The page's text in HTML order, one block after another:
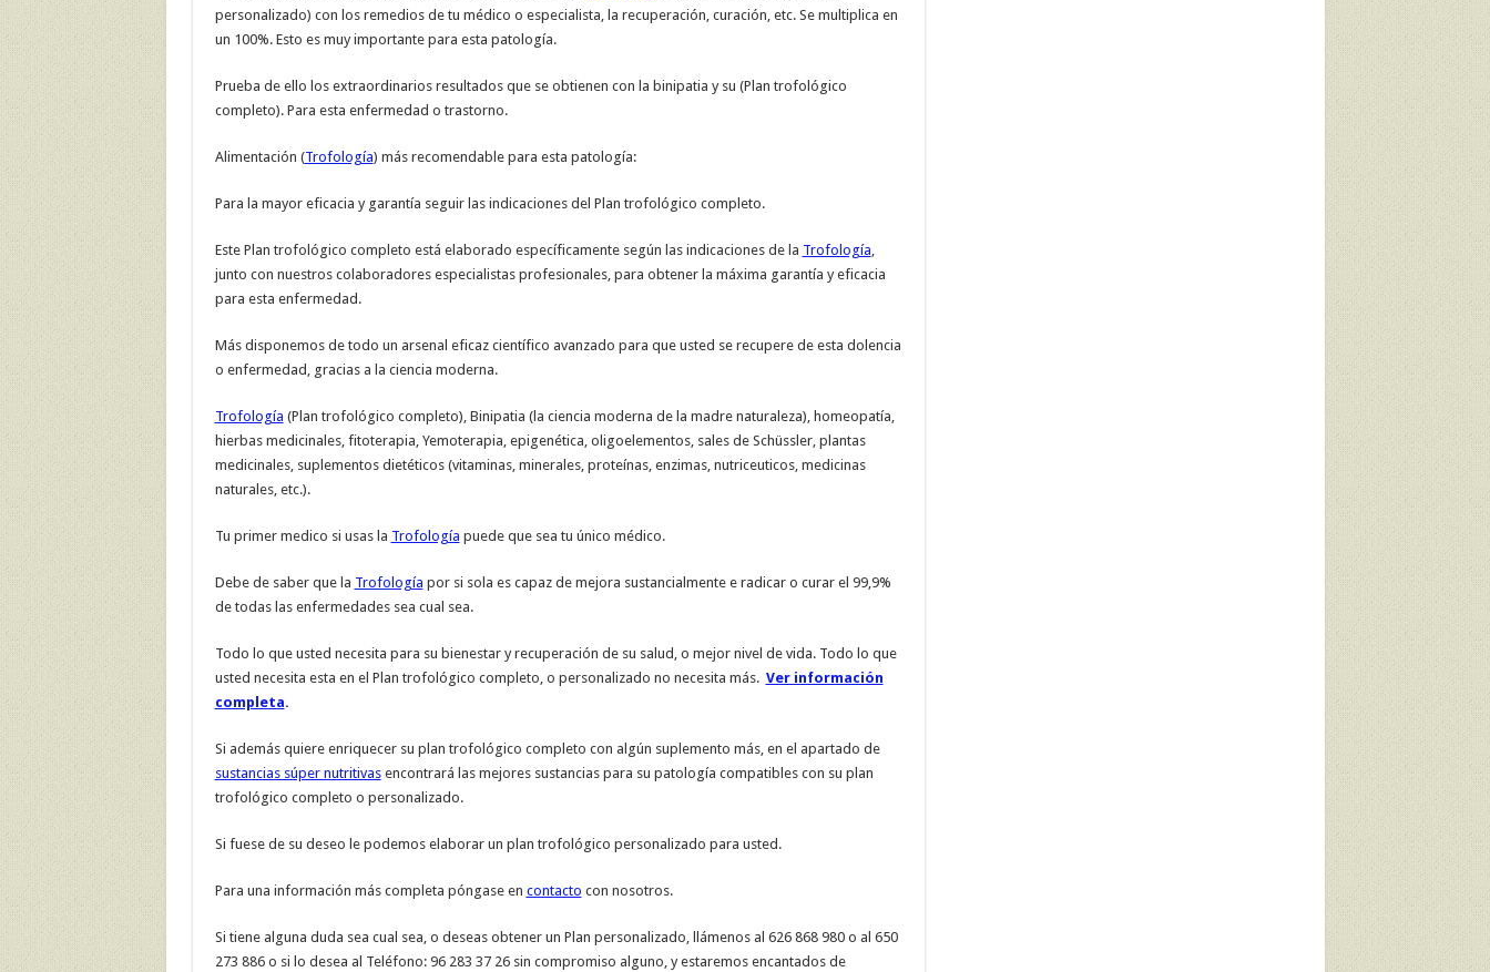
personalizado) con los remedios de tu médico o especialista, la recuperación, curación, etc. Se multiplica en
un 100%. Esto es muy importante para esta patología.
Prueba de ello los extraordinarios resultados que se obtienen con la binipatia y su (Plan trofológico
completo). Para esta enfermedad o trastorno.
Alimentación (Trofología) más recomendable para esta patología:
Para la mayor eficacia y garantía seguir las indicaciones del Plan trofológico completo.
Este Plan trofológico completo está elaborado específicamente según las indicaciones de la Trofología,
junto con nuestros colaboradores especialistas profesionales, para obtener la máxima garantía y eficacia
para esta enfermedad.
Más disponemos de todo un arsenal eficaz científico avanzado para que usted se recupere de esta dolencia
o enfermedad, gracias a la ciencia moderna.
Trofología (Plan trofológico completo), Binipatia (la ciencia moderna de la madre naturaleza), homeopatía,
hierbas medicinales, fitoterapia, Yemoterapia, epigenética, oligoelementos, sales de Schüssler, plantas
medicinales, suplementos dietéticos (vitaminas, minerales, proteínas, enzimas, nutriceuticos, medicinas
naturales, etc.).
Tu primer medico si usas la Trofología puede que sea tu único médico.
Debe de saber que la Trofología por si sola es capaz de mejora sustancialmente e radicar o curar el 99,9%
de todas las enfermedades sea cual sea.
Todo lo que usted necesita para su bienestar y recuperación de su salud, o mejor nivel de vida. Todo lo que
usted necesita esta en el Plan trofológico completo, o personalizado no necesita más. Ver información
completa.
Si además quiere enriquecer su plan trofológico completo con algún suplemento más, en el apartado de
sustancias súper nutritivasencontrará las mejores sustancias para su patología compatibles con su plan
trofológico completo o personalizado.
Si fuese de su deseo le podemos elaborar un plan trofológico personalizado para usted.
Para una información más completa póngase en contacto con nosotros.
Si tiene alguna duda sea cual sea, o deseas obtener un Plan personalizado, llámenos al 626 868 980 o al 650
273 886 o si lo desea al Teléfono: 96 283 37 26 sin compromiso alguno, y estaremos encantados de